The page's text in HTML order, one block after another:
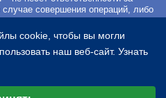
совершения операций, либо
инструменты, упомянутые в
должны начинать работу с
не готовы к риску частичной и/
которые вы вложили. Перед
и другими финансовыми
Сайте и оплачивая курс Вы
cookie, чтобы вы могли
наш веб-сайт. Узнать